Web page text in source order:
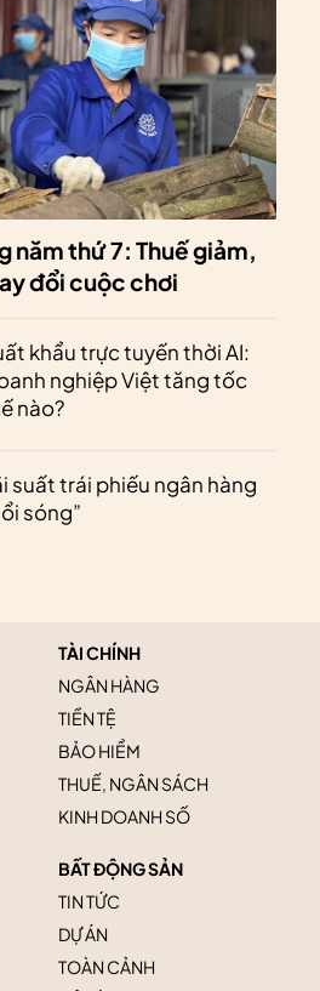
năm thứ 7: Thuế giảm,
đổi cuộc chơi
khẩu trực tuyến thời AI:
nghiệp Việt tăng tốc
nào?
suất trái phiếu ngân hàng
sóng”
TÀI CHÍNH
NGÂN HÀNG
TIỀN TỆ
BẢO HIỂM
THUẾ, NGÂN SÁCH
KINH DOANH SỐ
BẤT ĐỘNG SẢN
TIN TỨC
DỰ ÁN
TOÀN CẢNH